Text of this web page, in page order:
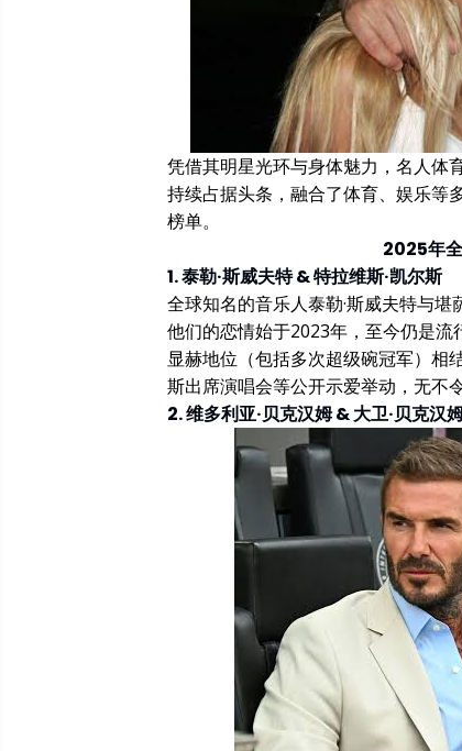
凭借其明星光环与身体魅力，名人体
持续占据头条，融合了体育、娱乐等
榜单。
2025年
1. 泰勒·斯威夫特 & 特拉维斯·凯尔斯
全球知名的音乐人泰勒·斯威夫特与堪
他们的恋情始于2023年，至今仍是
显赫地位（包括多次超级碗冠军）相
斯出席演唱会等公开示爱举动，无不
2. 维多利亚·贝克汉姆 & 大卫·贝克汉